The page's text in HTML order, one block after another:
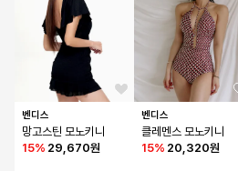
벤디스
망고스틴 모노키니
15% 29,670원
벤디스
클레멘스 모노키니
15% 20,320원